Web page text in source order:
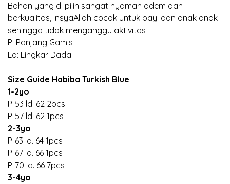
Bahan yang di pilih sangat nyaman adem dan
berkualitas, insyaAllah cocok untuk bayi dan anak anak
sehingga tidak menganggu aktivitas
P: Panjang Gamis
Ld: Lingkar Dada
Size Guide Habiba Turkish Blue
1-2yo
P. 53 ld. 62 2pcs
P. 57 ld. 62 1pcs
2-3yo
P. 63 ld. 64 1pcs
P. 67 ld. 66 1pcs
P. 70 ld. 66 7pcs
3-4yo